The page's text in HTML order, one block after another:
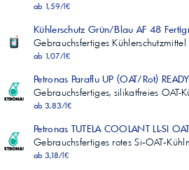
ab 1,59/l€
Kühlerschutz Grün/Blau AF 48
Gebrauchsfertiges
ab 1,07/l€
Petronas Paraflu UP (OAT/Rot)
Gebrauchsfertiges, silikatfreies OAT-
ab 3,83/l€
Petronas TUTELA COOLANT LL-SI
Gebrauchsfertiges rotes
ab 3,18/l€